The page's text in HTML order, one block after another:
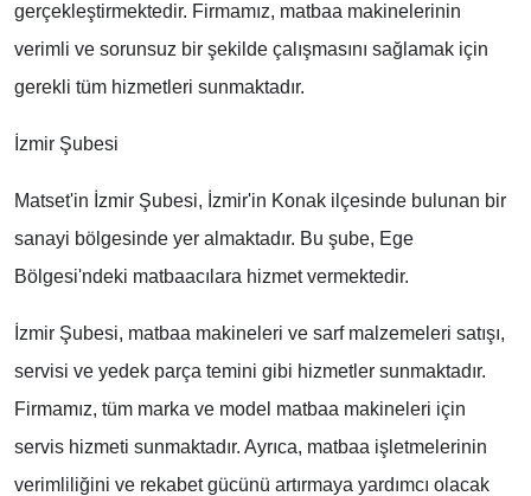
gerçekleştirmektedir. Firmamız, matbaa makinelerinin
verimli ve sorunsuz bir şekilde çalışmasını sağlamak için
gerekli tüm hizmetleri sunmaktadır.
İzmir Şubesi
Matset'in İzmir Şubesi, İzmir'in Konak ilçesinde bulunan bir
sanayi bölgesinde yer almaktadır. Bu şube, Ege
Bölgesi'ndeki matbaacılara hizmet vermektedir.
İzmir Şubesi, matbaa makineleri ve sarf malzemeleri satışı,
servisi ve yedek parça temini gibi hizmetler sunmaktadır.
Firmamız, tüm marka ve model matbaa makineleri için
servis hizmeti sunmaktadır. Ayrıca, matbaa işletmelerinin
verimliliğini ve rekabet gücünü artırmaya yardımcı olacak